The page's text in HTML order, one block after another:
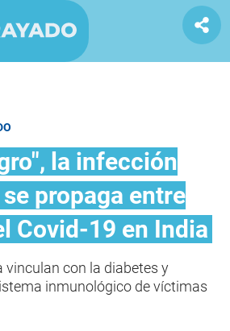
la infección
propaga entre
Covid-19 en India
vinculan con la diabetes y
inmunológico de víctimas